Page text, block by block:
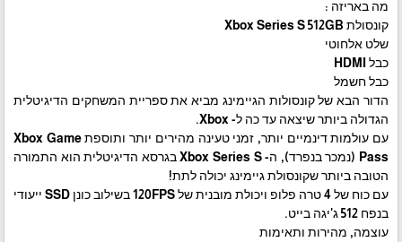
מה באריזה :
קונסולת Xbox Series S 512GB
שלט אלחוטי
כבל HDMI
כבל חשמל
הדור הבא של קונסולות הגיימינג מביא את ספריית המשחקים הדיגיטלית
הגדולה ביותר שיצאה עד כה ל- Xbox.
עם עולמות דינמיים יותר, זמני טעינה מהירים יותר ותוספת Xbox Game
Pass (נמכר בנפרד), ה- Xbox Series S בגרסא הדיגיטלית הוא התמורה
הטובה ביותר שקונסולת גיימינג יכולה לתת!
עם כוח של 4 טרה פלופ ויכולת מובנית של 120FPS בשילוב כונן SSD ייעודי
בנפח 512 ג'יגה בייט.
עוצמה, מהירות ותאימות